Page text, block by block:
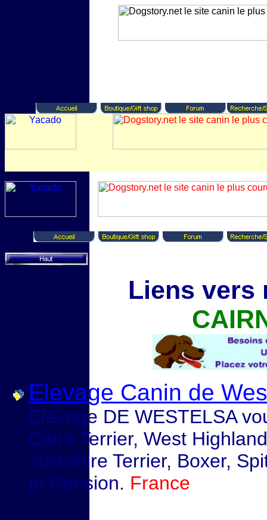
Liens vers
Elevage Canin de
Elevage DE WESTELSA
Cairn Terrier, West
Yorkshire Terrier, Boxer,
et Pension. France